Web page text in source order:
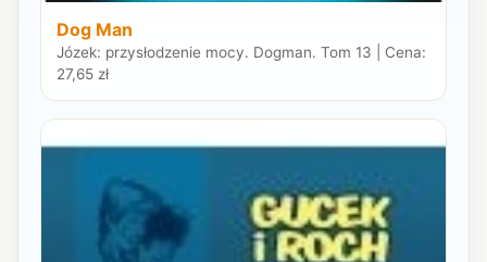
Dog Man
Józek: przysłodzenie mocy. Dogman. Tom 13 | Cena:
27,65 zł